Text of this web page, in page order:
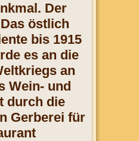
Der
östlich
bis 1915
es an die
an
Wein- und
durch die
Gerberei für